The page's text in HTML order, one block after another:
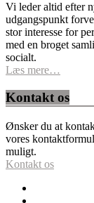
Vi leder altid efter
udgangspunkt
stor interesse for
med en broget
socialt.
Læs mere…
Kontakt os
Ønsker du at
vores
muligt.
Kontakt os